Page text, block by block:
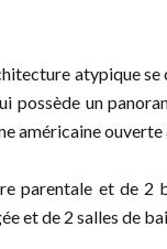
atypique
possède un
américaine ouverte
parentale et de
et de 2 salles de